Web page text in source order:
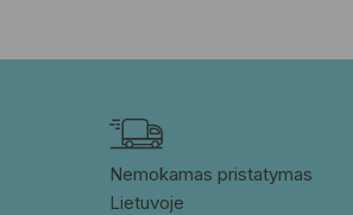
Nemokamas pristatymas
Lietuvoje